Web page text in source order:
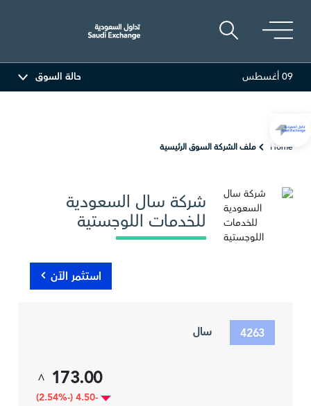
09 أغسطس حالة السوق
Home ملف الشركة السوق الرئيسية
شركة سال السعودية
للخدمات اللوجستية
استثمر الآن
4263 سال
173.00
^
-4.50 (-2.54%)